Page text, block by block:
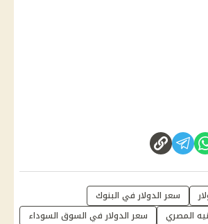
سعر الدولار في البنوك
المصري
سعر الدولار في السوق السوداء